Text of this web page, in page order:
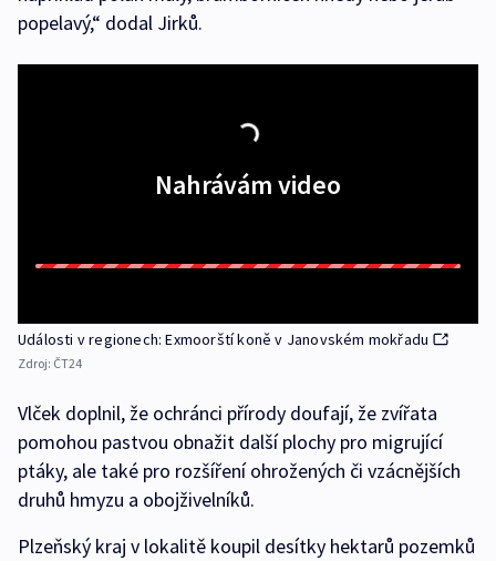
popelavý,“ dodal Jirků.
Nahrávám video
Události v regionech: Exmoorští koně v Janovském mokřadu
Zdroj: ČT24
Vlček doplnil, že ochránci přírody doufají, že zvířata
pomohou pastvou obnažit další plochy pro migrující
ptáky, ale také pro rozšíření ohrožených či vzácnějších
druhů hmyzu a obojživelníků.
Plzeňský kraj v lokalitě koupil desítky hektarů pozemků